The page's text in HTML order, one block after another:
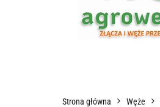
Strona główna Węże